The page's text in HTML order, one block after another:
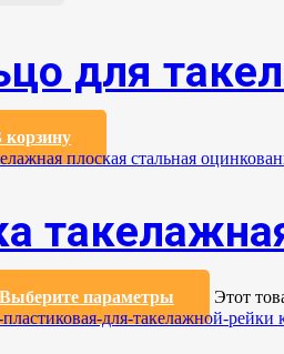
для
корзину
Выберите параметры Этот